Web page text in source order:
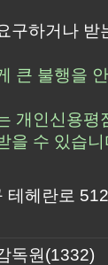
구하거나 받
큰 불행을
개인신용평
을 수 있습니
테헤란로
독원(1332)